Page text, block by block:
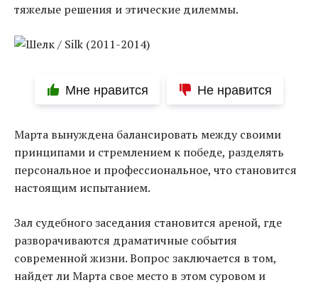
тяжелые решения и этические дилеммы.
Мне нравится Не нравится
Марта вынуждена балансировать между своими
принципами и стремлением к победе, разделять
персональное и профессиональное, что становится
настоящим испытанием.
Зал судебного заседания становится ареной, где
разворачиваются драматичные события
современной жизни. Вопрос заключается в том,
найдет ли Марта свое место в этом суровом и